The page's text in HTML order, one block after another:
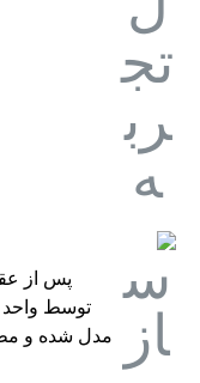
پس از
مدل شده و